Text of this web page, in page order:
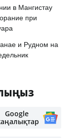
в Мангистау
при
и Рудном на
Google